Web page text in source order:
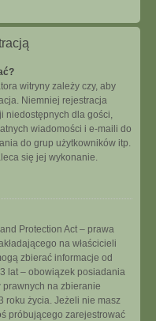
witryny zależy czy, aby
Niemniej rejestracja
niedostępnych dla gości,
wiadomości i e-maili do
do grup użytkowników itp.
się jej wykonanie.
Protection Act – prawa
na właścicieli
zbierać informacje od
lat – obowiązek posiadania
na zbieranie
roku życia. Jeżeli nie masz
próbującego zarejestrować